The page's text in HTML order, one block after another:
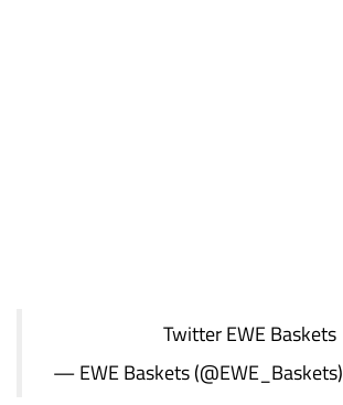
TwitterEWE Baskets
— EWE Baskets (@EWE_Baskets)